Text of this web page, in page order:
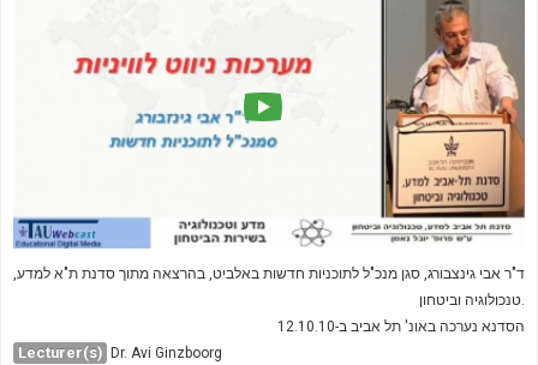
ד"ר אבי גינצבורג, סגן מנכ"ל לתוכניות חדשות באלביט, בהרצאה מתוך סדנת ת"א למדע,
הסדנא נערכה באונ' תל אביב ב-12.10.10
Lecturer(s) Dr. Avi Ginzboorg